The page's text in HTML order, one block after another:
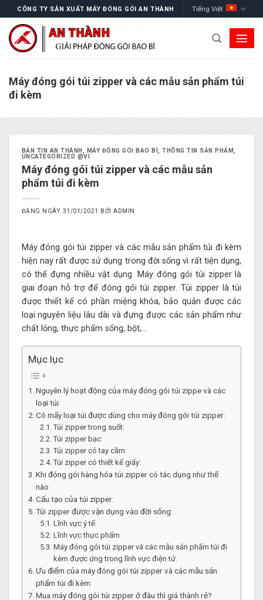
to
content
CÔNG TY SẢN XUẤT MÁY ĐÓNG GÓI AN THÀNH Tiếng Việt
Máy đóng gói túi zipper và các mẫu sản phẩm túi
đi kèm
BẢN TIN AN THÀNH MÁY ĐÓNG GÓI BAO BÌ ,THÔNG TIN SẢN PHẨM
UNCATEGORIZED @VI
Máy đóng gói túi zipper và các mẫu sản
phẩm túi đi kèm
ĐĂNG NGÀY 31/01/2021 BỞIADMIN
Máy đóng gói túi zipper và các mẫu sản phẩm túi đi kèm
hiện nay rất được sử dụng trong đời sống vì rất tiện dụng,
có thể đựng nhiều vật dụng. Máy đóng gói túi zipper là
giai đoạn hỗ trợ để đóng gói túi zipper. Túi zipper là túi
được thiết kế có phần miệng khóa, bảo quản được các
loại nguyên liệu lâu dài và đựng được các sản phẩm như
chất lỏng, thực phẩm sống, bột,…
Mục lục
Nguyên lý hoạt động của máy đóng gói túi zippe và các
loại túi:
Có mấy loại túi được dùng cho máy đóng gói túi zipper:
Túi zipper trong suốt:
Túi zipper bạc:
Túi zipper có tay cầm:
Túi zipper có thiết kế giấy:
Khi đóng gói hàng hóa túi zipper có tác dụng như thế
nào
Cấu tạo của túi zipper:
Túi zipper được vận dụng vào đời sống:
Lĩnh vực ý tế:
Lĩnh vực thực phẩm:
Máy đóng gói túi zipper và các mẫu sản phẩm túi đi
kèm được ứng trong lĩnh vực điện tử:
Ưu điểm của máy đóng gói túi zipper và các mẫu sản
phẩm túi đi kèm:
Mua máy đóng gói túi zipper ở đâu thì giá thành rẻ?